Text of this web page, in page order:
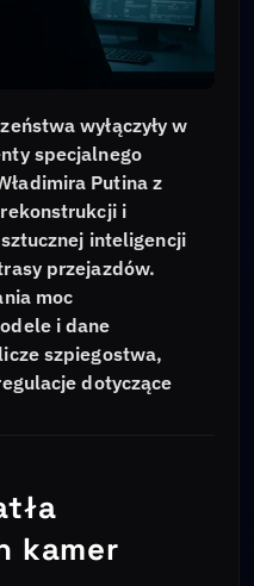
wyłączyły w
specjalnego
Putina z
i
inteligencji
przejazdów.
moc
i dane
szpiegostwa,
dotyczące
kamer